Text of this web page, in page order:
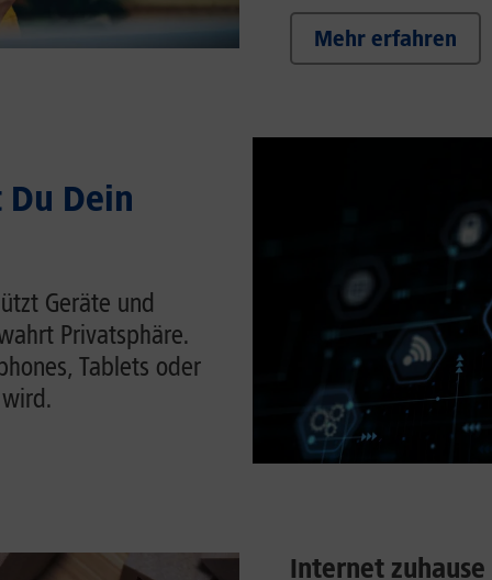
Mehr erfahren
Dein
Geräte und
Privatsphäre.
Tablets oder
Internet zuhause